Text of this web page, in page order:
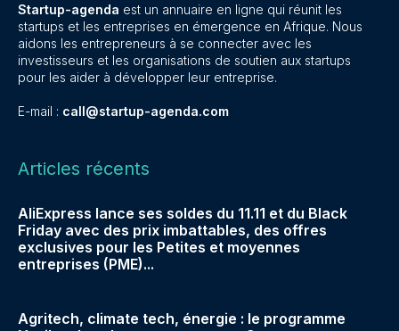
Startup-agenda est un annuaire en ligne qui réunit les
startups et les entreprises en émergence en Afrique. Nous
aidons les entrepreneurs à se connecter avec les
investisseurs et les organisations de soutien aux startups
pour les aider à développer leur entreprise.
E-mail : call@startup-agenda.com
Articles récents
AliExpress lance ses soldes du 11.11 et du Black
Friday avec des prix imbattables, des offres
exclusives pour les Petites et moyennes
entreprises (PME)...
Agritech, climate tech, énergie : le programme